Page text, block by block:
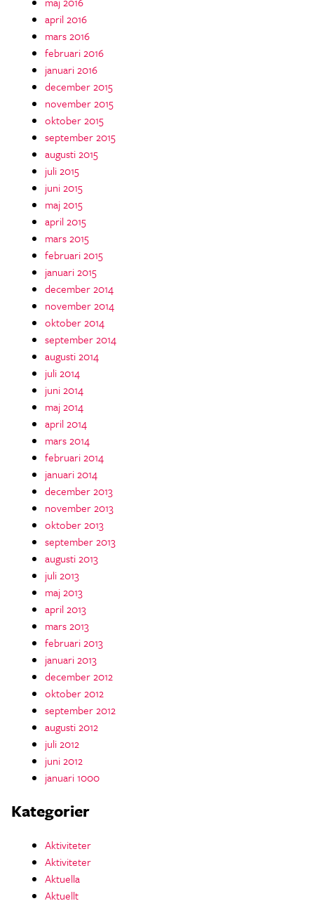
april 2016
mars 2016
februari 2016
januari 2016
december 2015
november 2015
oktober 2015
september 2015
augusti 2015
juli 2015
juni 2015
maj 2015
april 2015
mars 2015
februari 2015
januari 2015
december 2014
november 2014
oktober 2014
september 2014
augusti 2014
juli 2014
juni 2014
maj 2014
april 2014
mars 2014
februari 2014
januari 2014
december 2013
november 2013
oktober 2013
september 2013
augusti 2013
juli 2013
maj 2013
april 2013
mars 2013
februari 2013
januari 2013
december 2012
oktober 2012
september 2012
augusti 2012
juli 2012
juni 2012
januari 1000
Kategorier
Aktiviteter
Aktiviteter
Aktuella
Aktuellt